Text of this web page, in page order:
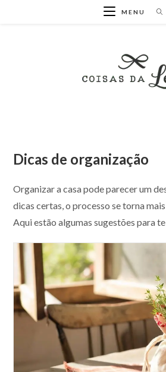
MENU
Dicas de organização
Organizar a casa pode parecer um
dicas certas, o processo se torna
Aqui estão algumas sugestões para